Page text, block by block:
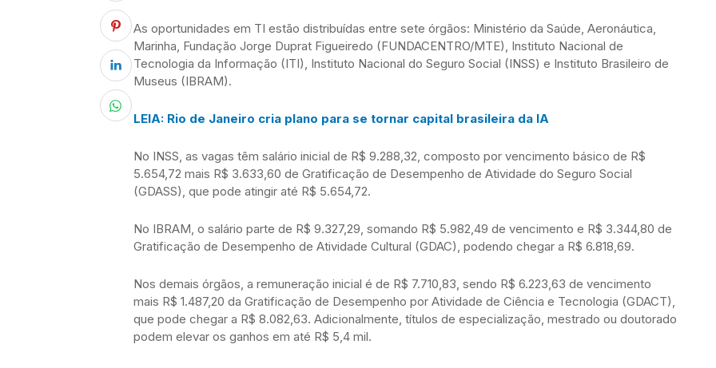
As oportunidades em TI estão distribuídas entre sete órgãos: Ministério da Saúde, Aeronáutica,
Marinha, Fundação Jorge Duprat Figueiredo (FUNDACENTRO/MTE), Instituto Nacional de
Tecnologia da Informação (ITI), Instituto Nacional do Seguro Social (INSS) e Instituto Brasileiro de
Museus (IBRAM).
LEIA: Rio de Janeiro cria plano para se tornar capital brasileira da IA
No INSS, as vagas têm salário inicial de R$ 9.288,32, composto por vencimento básico de R$
5.654,72 mais R$ 3.633,60 de Gratificação de Desempenho de Atividade do Seguro Social
(GDASS), que pode atingir até R$ 5.654,72.
No IBRAM, o salário parte de R$ 9.327,29, somando R$ 5.982,49 de vencimento e R$ 3.344,80 de
Gratificação de Desempenho de Atividade Cultural (GDAC), podendo chegar a R$ 6.818,69.
Nos demais órgãos, a remuneração inicial é de R$ 7.710,83, sendo R$ 6.223,63 de vencimento
mais R$ 1.487,20 da Gratificação de Desempenho por Atividade de Ciência e Tecnologia (GDACT),
que pode chegar a R$ 8.082,63. Adicionalmente, títulos de especialização, mestrado ou doutorado
podem elevar os ganhos em até R$ 5,4 mil.